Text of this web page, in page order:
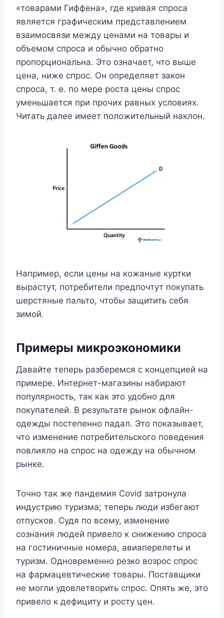
«товарами Гиффена», где кривая спроса
является графическим представлением
взаимосвязи между ценами на товары и
объемом спроса и обычно обратно
пропорциональна. Это означает, что выше
цена, ниже спрос. Он определяет закон
спроса, т. е. по мере роста цены спрос
уменьшается при прочих равных условиях.
Читать далее имеет положительный наклон.
Например, если цены на кожаные куртки
вырастут, потребители предпочтут покупать
шерстяные пальто, чтобы защитить себя
зимой.
Примеры микроэкономики
Давайте теперь разберемся с концепцией на
примере. Интернет-магазины набирают
популярность, так как это удобно для
покупателей. В результате рынок офлайн-
одежды постепенно падал. Это показывает,
что изменение потребительского поведения
повлияло на спрос на одежду на обычном
рынке.
Точно так же пандемия Covid затронула
индустрию туризма; теперь люди избегают
отпусков. Судя по всему, изменение
сознания людей привело к снижению спроса
на гостиничные номера, авиаперелеты и
туризм. Одновременно резко возрос спрос
на фармацевтические товары. Поставщики
не могли удовлетворить спрос. Опять же, это
привело к дефициту и росту цен.